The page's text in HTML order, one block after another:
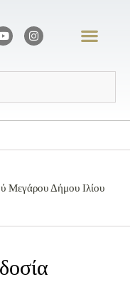
Μεγάρου Δήμου Ιλίου